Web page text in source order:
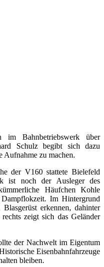
Bahnbetriebswerk über
Schulz begibt sich dazu
Aufnahme zu machen.
der V160 stattete Bielefeld
ist noch der Ausleger des
Häufchen Kohle
Im Hintergrund
erkennen, dahinter
zeigt sich das Geländer
der Nachwelt im Eigentum
Eisenbahnfahrzeuge
bleiben.